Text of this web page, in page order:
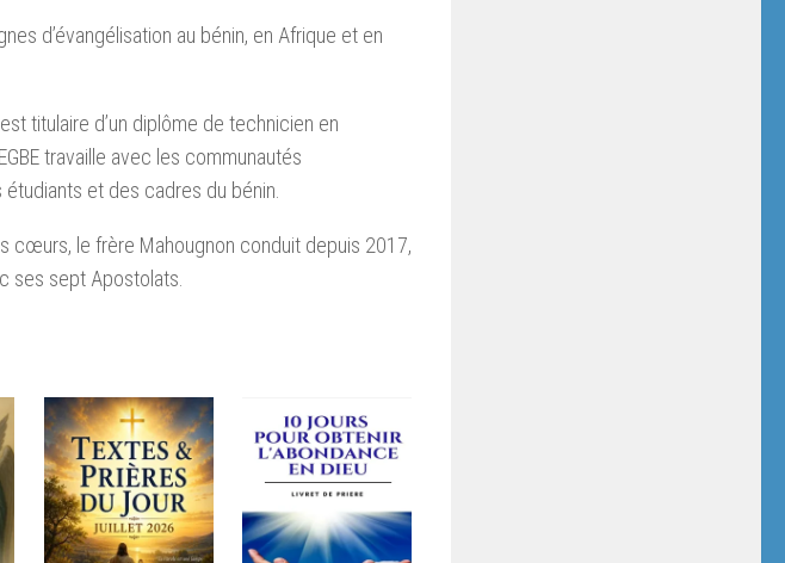
d’évangélisation au bénin, en Afrique et en
titulaire d’un diplôme de technicien en
travaille avec les communautés
et des cadres du bénin.
cœurs, le frère Mahougnon conduit depuis 2017,
ses sept Apostolats.